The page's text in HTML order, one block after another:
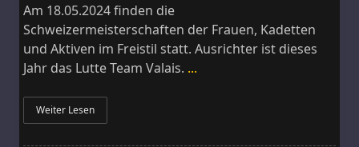
Am 18.05.2024 finden die
Schweizermeisterschaften der Frauen, Kadetten
und Aktiven im Freistil statt. Ausrichter ist dieses
Jahr das Lutte Team Valais. ...
Weiter Lesen